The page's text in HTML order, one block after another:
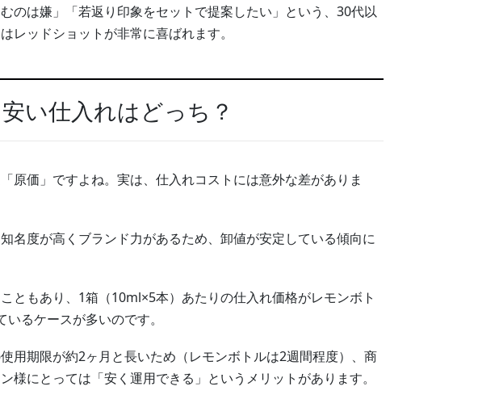
のは嫌」「若返り印象をセットで提案したい」という、30代以
レッドショットが非常に喜ばれます。
い仕入れはどっち？
原価」ですよね。実は、仕入れコストには意外な差がありま
名度が高くブランド力があるため、卸値が安定している傾向に
ともあり、1箱（10ml×5本）あたりの仕入れ価格がレモンボト
るケースが多いのです。
用期限が約2ヶ月と長いため（レモンボトルは2週間程度）、商
様にとっては「安く運用できる」というメリットがあります。